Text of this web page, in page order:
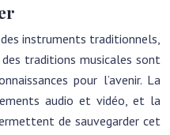
instruments traditionnels,
traditions musicales sont
pour l’avenir. La
audio et vidéo, et la
de sauvegarder cet